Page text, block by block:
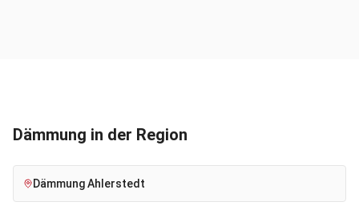
Dämmung in der Region
DämmungAhlerstedt